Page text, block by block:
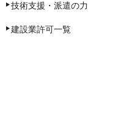
技術支援・派遣の力
建設業許可一覧